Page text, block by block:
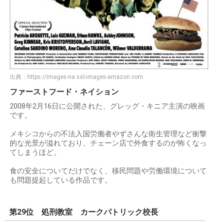
出典： https://images-na.ssl-images-amazon.com
ファーストフード・ネイション
2008年2月16日に公開された、グレッグ・キニア主演の映画
です。
メキシコからの不法入国労働者やずさんな衛生管理など衝撃
的な光景が溢れており、チェーン店で外食するのが怖くなっ
てしまうほど。
食の安全についてだけでなく、移民問題や労働環境について
も問題提起している作品です。
第29位 処刑教室 カークパトリック校長